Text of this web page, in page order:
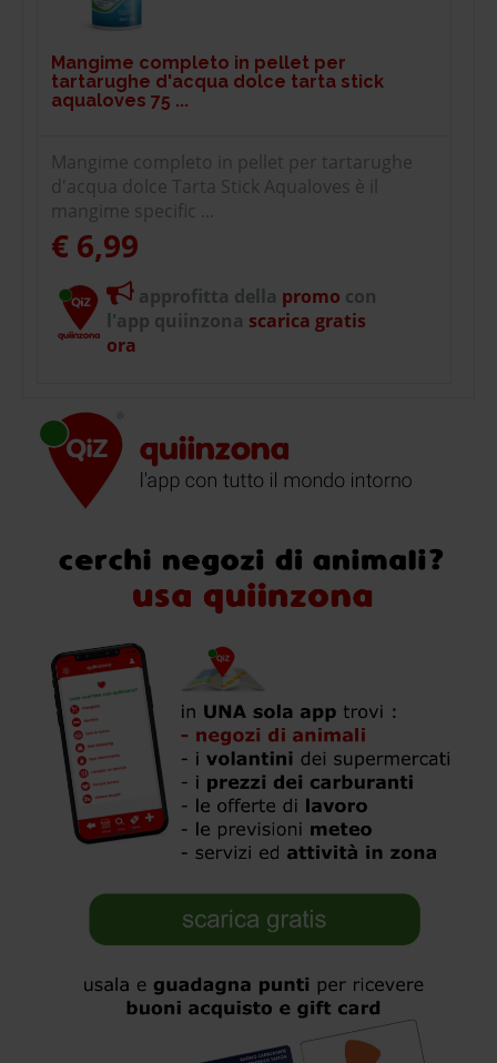
Mangime completo in pellet per
tartarughe d'acqua dolce tarta stick
aqualoves 75 ...
Mangime completo in pellet per tartarughe
d'acqua dolce Tarta Stick Aqualoves è il
mangime specific ...
€ 6,99
approfitta della promo con
l'app quiinzona scarica gratis
ora